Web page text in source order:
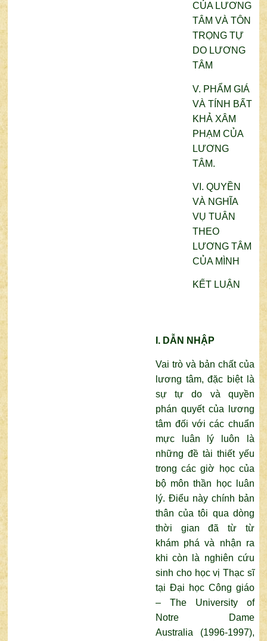
CỦA LƯƠNG
TÂM VÀ TÔN
TRỌNG TỰ
DO LƯƠNG
TÂM
V. PHẨM GIÁ
VÀ TÍNH BẤT
KHẢ XÂM
PHẠM CỦA
LƯƠNG
TÂM.
VI. QUYỀN
VÀ NGHĨA
VỤ TUÂN
THEO
LƯƠNG TÂM
CỦA MÌNH
KẾT LUẬN
I. DẪN NHẬP
Vai trò và bản chất của
lương tâm, đặc biệt là
sự tự do và quyền
phán quyết của lương
tâm đối với các chuẩn
mực luân lý luôn là
những đề tài thiết yếu
trong các giờ học của
bộ môn thần học luân
lý. Điểu này chính bản
thân của tôi qua dòng
thời gian đã từ từ
khám phá và nhận ra
khi còn là nghiên cứu
sinh cho học vị Thạc sĩ
tại Đại học Công giáo
–The University of
Notre Dame
Australia (1996-1997),